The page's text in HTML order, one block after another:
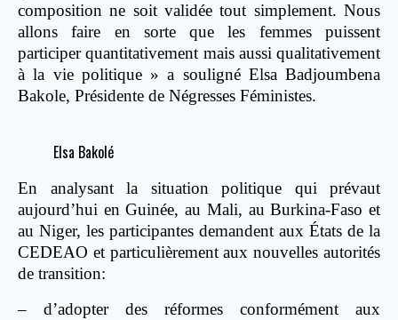
composition ne soit validée tout simplement. Nous
allons faire en sorte que les femmes puissent
participer quantitativement mais aussi qualitativement
à la vie politique » a souligné Elsa Badjoumbena
Bakole, Présidente de Négresses Féministes.
Elsa Bakolé
En analysant la situation politique qui prévaut
aujourd’hui en Guinée, au Mali, au Burkina-Faso et
au Niger, les participantes demandent aux États de la
CEDEAO et particulièrement aux nouvelles autorités
de transition:
– d’adopter des réformes conformément aux